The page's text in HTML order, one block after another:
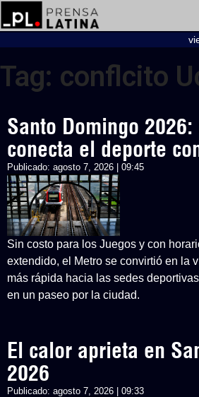
Tag: conflcito
Santo Domingo
conecta el deporte
Publicado: agosto 7, 2026 | 09:45
Sin costo para los Juegos y con
extendido, el Metro se convirtió en la
más rápida hacia las sedes
en un paseo por la ciudad.
El calor aprieta en
2026
Publicado: agosto 7, 2026 | 09:33